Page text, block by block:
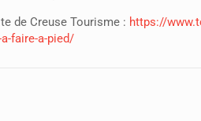
de Creuse Tourisme : https://
faire-a-pied/